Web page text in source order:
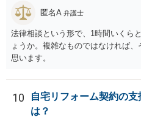
匿名A 弁護士
法律相談という形で、1時間いくら
ょうか。複雑なものではなければ
思います。
10
自宅リフォーム契約の
は？